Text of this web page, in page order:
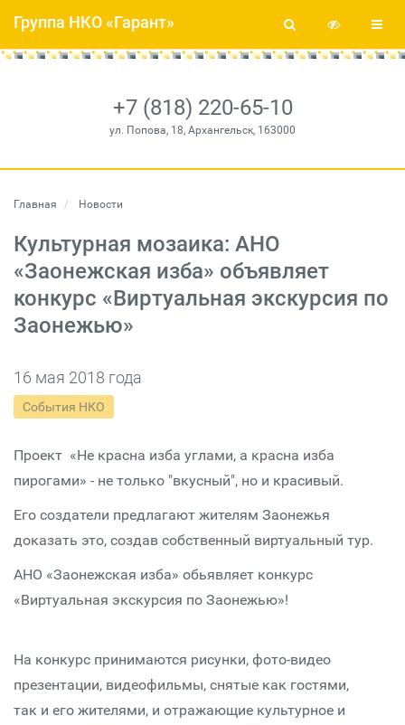
+7 (818) 220-65-10
ул. Попова, 18, Архангельск, 163000
Группа НКО «Гарант»
Главная Новости
Культурная мозаика: АНО
«Заонежская изба» объявляет
конкурс «Виртуальная экскурсия по
Заонежью»
16 мая 2018 года
События НКО
Проект «Не красна изба углами, а красна изба
пирогами» - не только "вкусный", но и красивый.
Его создатели предлагают жителям Заонежья
доказать это, создав собственный виртуальный тур.
АНО «Заонежская изба» обьявляет конкурс
«Виртуальная экскурсия по Заонежью»!
На конкурс принимаются рисунки, фото-видео
презентации, видеофильмы, снятые как гостями,
так и его жителями, и отражающие культурное и